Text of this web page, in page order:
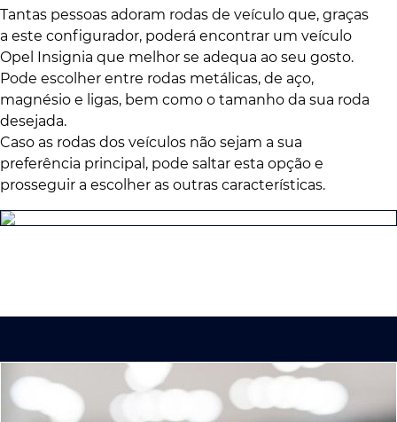
Tantas pessoas adoram rodas de veículo que, graças
a este configurador, poderá encontrar um veículo
Opel Insignia que melhor se adequa ao seu gosto.
Pode escolher entre rodas metálicas, de aço,
magnésio e ligas, bem como o tamanho da sua roda
desejada.
Caso as rodas dos veículos não sejam a sua
preferência principal, pode saltar esta opção e
prosseguir a escolher as outras características.